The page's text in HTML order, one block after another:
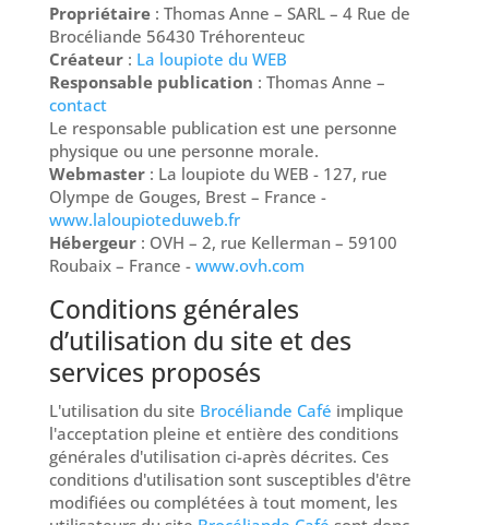
Propriétaire: Thomas Anne – SARL – 4 Rue de
Brocéliande 56430 Tréhorenteuc
Créateur: La loupiote du WEB
Responsable publication : Thomas Anne –
contact
Le responsable publication est une personne
physique ou une personne morale.
Webmaster: La loupiote du WEB - 127, rue
Olympe de Gouges, Brest – France -
www.laloupioteduweb.fr
Hébergeur: OVH – 2, rue Kellerman – 59100
Roubaix – France - www.ovh.com
Conditions générales
d’utilisation du site et des
services proposés
L'utilisation du site Brocéliande Café implique
l'acceptation pleine et entière des conditions
générales d'utilisation ci-après décrites. Ces
conditions d'utilisation sont susceptibles d'être
modifiées ou complétées à tout moment, les